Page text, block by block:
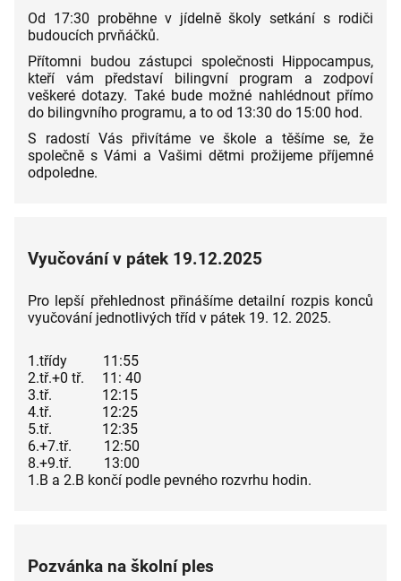
Od 17:30 proběhne v jídelně školy setkání s rodiči
budoucích prvňáčků.
Přítomni budou zástupci společnosti Hippocampus,
kteří vám představí bilingvní program a zodpoví
veškeré dotazy. Také bude možné nahlédnout přímo
do bilingvního programu, a to od 13:30 do 15:00 hod.
S radostí Vás přivítáme ve škole a těšíme se, že
společně s Vámi a Vašimi dětmi prožijeme příjemné
odpoledne.
Vyučování v pátek 19.12.2025
Pro lepší přehlednost přinášíme detailní rozpis konců
vyučování jednotlivých tříd v pátek 19. 12. 2025.
1.třídy 11:55
2.tř.+0 tř. 11: 40
3.tř. 12:15
4.tř. 12:25
5.tř. 12:35
6.+7.tř. 12:50
8.+9.tř. 13:00
1.B a 2.B končí podle pevného rozvrhu hodin.
Pozvánka na školní ples